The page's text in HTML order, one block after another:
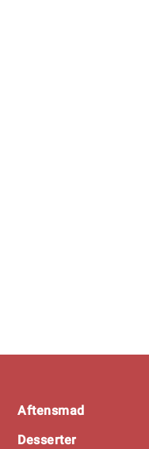
Footer
Aftensmad
Desserter